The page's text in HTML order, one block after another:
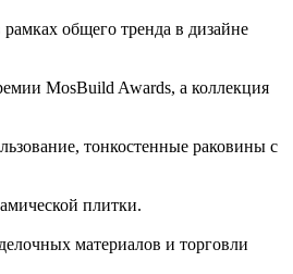
общего тренда в дизайне
MosBuild Awards, а коллекция
тонкостенные раковины с
плитки.
материалов и торговли